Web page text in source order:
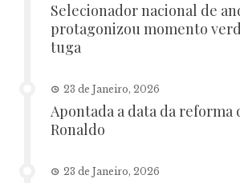
Selecionador nacional de
protagonizou momento
tuga
23 de Janeiro, 2026
Apontada a data da reforma
Ronaldo
23 de Janeiro, 2026